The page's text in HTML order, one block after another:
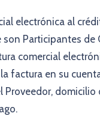
electrónica al
Participantes de
comercial
factura en su
domicilio